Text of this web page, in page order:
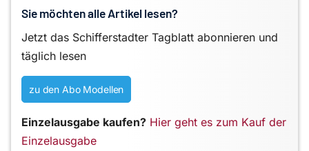
Sie möchten alle Artikel lesen?
Jetzt das Schifferstadter Tagblatt abonnieren und
täglich lesen
zu den Abo Modellen
Einzelausgabe kaufen? Hier geht es zum Kauf der
Einzelausgabe